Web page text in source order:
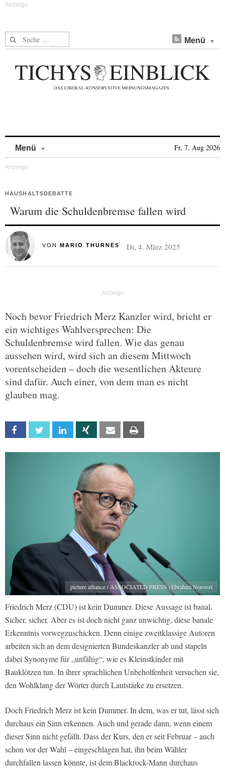
Suche nach: Menü
Menü Fr, 7. Aug 2026
HAUSHALTSDEBATTE
Warum die Schuldenbremse fallen wird
VON MARIO THURNES Di, 4. März 2025
Noch bevor Friedrich Merz Kanzler wird, bricht er
ein wichtiges Wahlversprechen: Die
Schuldenbremse wird fallen. Wie das genau
aussehen wird, wird sich an diesem Mittwoch
vorentscheiden – doch die wesentlichen Akteure
sind dafür. Auch einer, von dem man es nicht
glauben mag.
Facebook Twitter Linkedin Xing Email
picture alliance / ASSOCIATED PRESS | Ebrahim Noroozi
Friedrich Merz (CDU) ist kein Dummer. Diese Aussage ist banal.
Sicher, sicher. Aber es ist doch nicht ganz unwichtig, diese banale
Erkenntnis vorwegzuschicken. Denn einige zweitklassige Autoren
arbeiten sich an dem designierten Bundeskanzler ab und stapeln
dabei Synonyme für „unfähig“, wie es Kleinstkinder mit
Bauklötzen tun. In ihrer sprachlichen Unbeholfenheit versuchen sie,
den Wohlklang der Wörter durch Lautstärke zu ersetzen.
Doch Friedrich Merz ist kein Dummer. In dem, was er tut, lässt sich
durchaus ein Sinn erkennen. Auch und gerade dann, wenn einem
dieser Sinn nicht gefällt. Dass der Kurs, den er seit Februar – auch
schon vor der Wahl – eingeschlagen hat, ihn beim Wähler
durchfallen lassen könnte, ist dem Blackrock-Mann durchaus